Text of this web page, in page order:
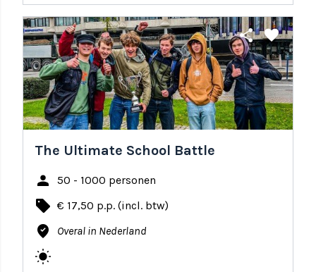
share favorite
The Ultimate School Battle
person 50 - 1000 personen
local_offer € 17,50 p.p. (incl. btw)
where_to_vote Overal in Nederland
wb_sunny